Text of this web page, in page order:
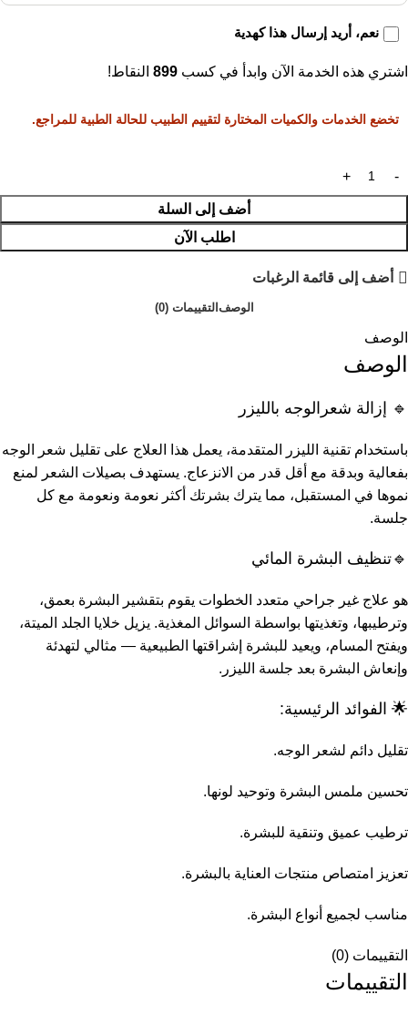
نعم، أريد إرسال هذا كهدية
اشتري هذه الخدمة الآن وابدأ في كسب 899 النقاط!
أضف إلى السلة
اطلب الآن
تخضع الخدمات والكميات المختارة لتقييم الطبيب للحالة الطبية للمراجع.
أضف إلى قائمة الرغبات
الوصف التقييمات (0)
الوصف
الوصف
🔹 إزالة شعرالوجه بالليزر
باستخدام تقنية الليزر المتقدمة، يعمل هذا العلاج على تقليل شعر الوجه
بفعالية وبدقة مع أقل قدر من الانزعاج. يستهدف بصيلات الشعر لمنع
نموها في المستقبل، مما يترك بشرتك أكثر نعومة ونعومة مع كل
جلسة.
🔹تنظيف البشرة المائي
هو علاج غير جراحي متعدد الخطوات يقوم بتقشير البشرة بعمق،
وترطيبها، وتغذيتها بواسطة السوائل المغذية. يزيل خلايا الجلد الميتة،
ويفتح المسام، ويعيد للبشرة إشراقتها الطبيعية — مثالي لتهدئة
وإنعاش البشرة بعد جلسة الليزر.
🌟 الفوائد الرئيسية:
تقليل دائم لشعر الوجه.
تحسين ملمس البشرة وتوحيد لونها.
ترطيب عميق وتنقية للبشرة.
تعزيز امتصاص منتجات العناية بالبشرة.
مناسب لجميع أنواع البشرة.
التقييمات (0)
التقييمات